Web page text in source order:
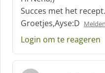
h
r
e
e
f
:
Succes met het recept.
Groetjes,Ayse:D Melden
Login om te reageren